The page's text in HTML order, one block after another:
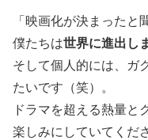
「映画化が決まったと
僕たちは世界に進出し
そして個人的には、ガ
たいです（笑）。
ドラマを超える熱量と
楽しみにしていてくだ